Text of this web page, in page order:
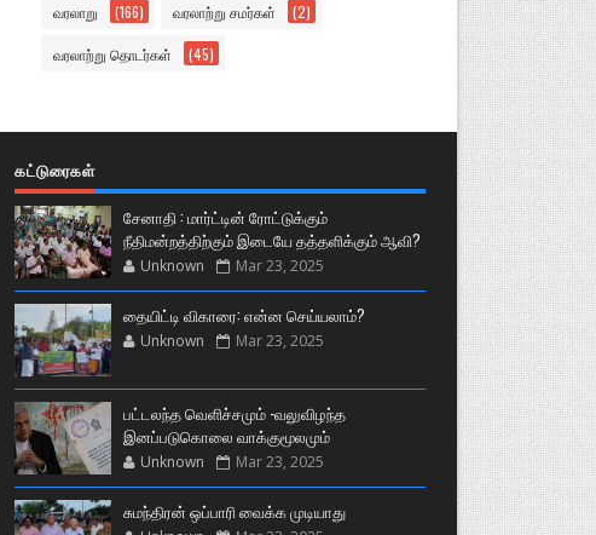
வரலாறு (166) வரலாற்று சமர்கள் (2)
வரலாற்று தொடர்கள் (45)
கட்டுரைகள்
சேனாதி : மார்ட்டின் ரோட்டுக்கும்
நீதிமன்றத்திற்கும் இடையே தத்தளிக்கும் ஆவி?
Unknown Mar 23, 2025
தையிட்டி விகாரை: என்ன செய்யலாம்?
Unknown Mar 23, 2025
பட்டலந்த வெளிச்சமும் -வலுவிழந்த
இனப்படுகொலை வாக்குமூலமும்
Unknown Mar 23, 2025
சுமந்திரன் ஒப்பாரி வைக்க முடியாது